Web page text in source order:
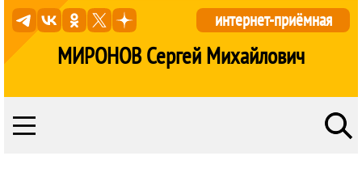
МИРОНОВ Сергей Михайлович
интернет-приёмная